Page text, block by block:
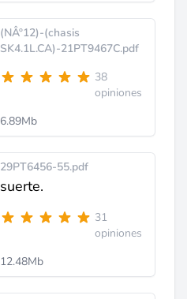
(NÂº12)-(chasis
SK4.1L.CA)-21PT9467C.pdf
38
opiniones
6.89Mb
29PT6456-55.pdf
suerte.
31
opiniones
12.48Mb